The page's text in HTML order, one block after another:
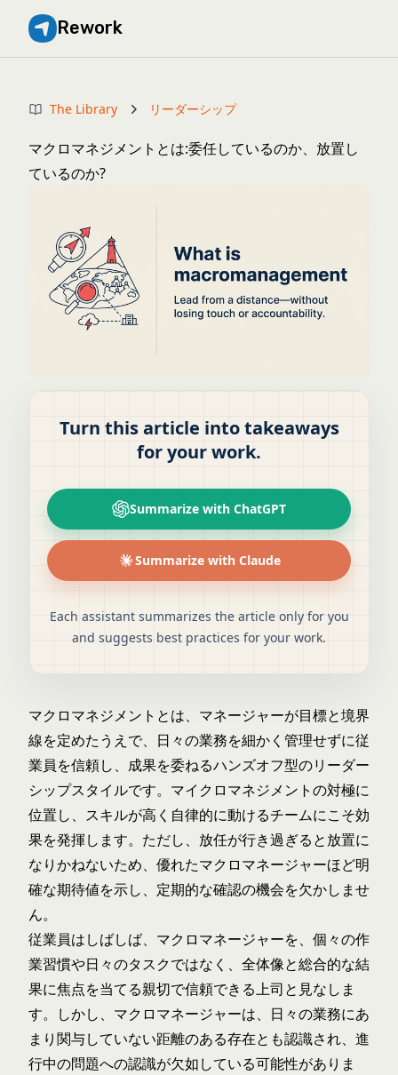
Rework
The Library リーダーシップ
マクロマネジメントとは:委任しているのか、放置し
ているのか?
Turn this article into takeaways
for your work.
Summarize with ChatGPT
Summarize with Claude
Each assistant summarizes the article only for you
and suggests best practices for your work.
マクロマネジメントとは、マネージャーが目標と境界
線を定めたうえで、日々の業務を細かく管理せずに従
業員を信頼し、成果を委ねるハンズオフ型のリーダー
シップスタイルです。マイクロマネジメントの対極に
位置し、スキルが高く自律的に動けるチームにこそ効
果を発揮します。ただし、放任が行き過ぎると放置に
なりかねないため、優れたマクロマネージャーほど明
確な期待値を示し、定期的な確認の機会を欠かしませ
ん。
従業員はしばしば、マクロマネージャーを、個々の作
業習慣や日々のタスクではなく、全体像と総合的な結
果に焦点を当てる親切で信頼できる上司と見なしま
す。しかし、マクロマネージャーは、日々の業務にあ
まり関与していない距離のある存在とも認識され、進
行中の問題への認識が欠如している可能性がありま